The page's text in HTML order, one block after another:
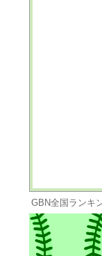
GBN全国ランキ